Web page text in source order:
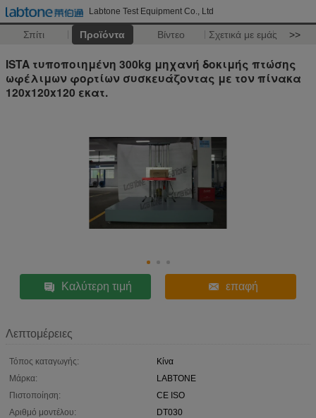
Labtone Test Equipment Co., Ltd
Σπίτι Προϊόντα Βίντεο Σχετικά με εμάς >>
ISTA τυποποιημένη 300kg μηχανή δοκιμής πτώσης
ωφέλιμων φορτίων συσκευάζοντας με τον πίνακα
120x120x120 εκατ.
Καλύτερη τιμή επαφή
Λεπτομέρειες
Τόπος καταγωγής:
Κίνα
Μάρκα:
LABTONE
Πιστοποίηση:
CE ISO
Αριθμό μοντέλου:
DT030